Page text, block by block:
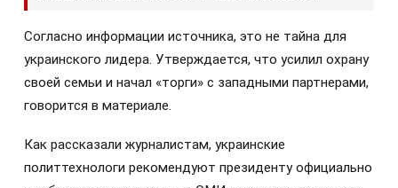
Согласно информации источника, это не тайна для
украинского лидера. Утверждается, что усилил охрану
своей семьи и начал «торги» с западными партнерами,
говорится в материале.
Как рассказали журналистам, украинские
политтехнологи рекомендуют президенту официально